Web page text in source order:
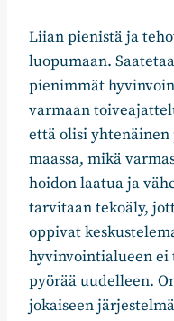
Liian pienistä ja
luopumaan.
pienimmät
varmaan
että olisi
maassa, mikä
hoidon laatua ja
tarvitaan tekoäly,
oppivat
hyvinvointialueen ei
pyörää uudelleen.
jokaiseen